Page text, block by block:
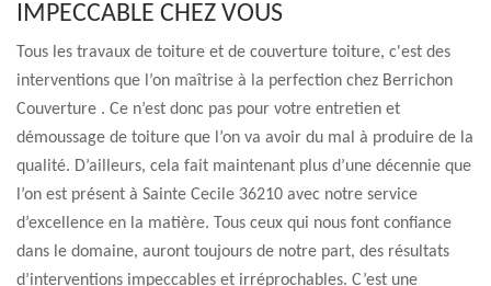
IMPECCABLE CHEZ VOUS
Tous les travaux de toiture et de couverture toiture, c'est des
interventions que l’on maîtrise à la perfection chez Berrichon
Couverture . Ce n’est donc pas pour votre entretien et
démoussage de toiture que l’on va avoir du mal à produire de la
qualité. D’ailleurs, cela fait maintenant plus d’une décennie que
l’on est présent à Sainte Cecile 36210 avec notre service
d’excellence en la matière. Tous ceux qui nous font confiance
dans le domaine, auront toujours de notre part, des résultats
d’interventions impeccables et irréprochables. C’est une